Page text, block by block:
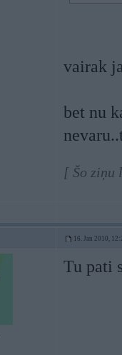
vairak
bet nu
[ Šo ziņu
16. Jan 2010,
Tu pati